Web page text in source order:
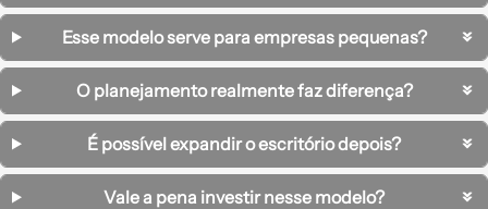
Esse modelo serve para empresas pequenas?
O planejamento realmente faz diferença?
É possível expandir o escritório depois?
Vale a pena investir nesse modelo?